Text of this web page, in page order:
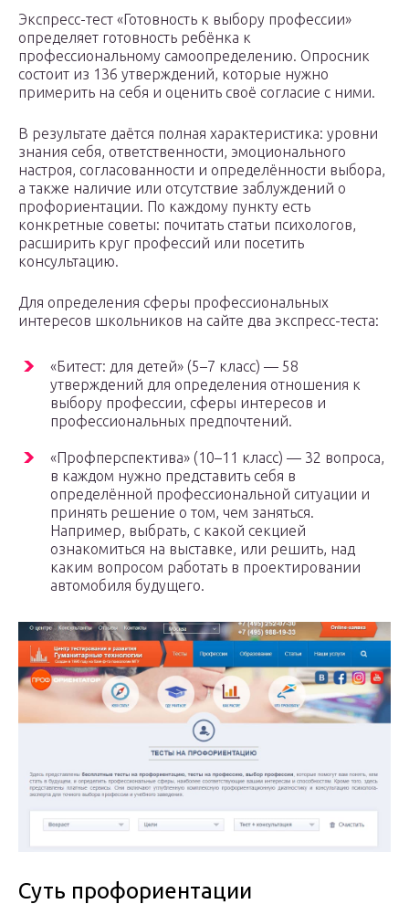
Экспресс-тест «Готовность к выбору профессии»
определяет готовность ребёнка к
профессиональному самоопределению. Опросник
состоит из 136 утверждений, которые нужно
примерить на себя и оценить своё согласие с ними.
В результате даётся полная характеристика: уровни
знания себя, ответственности, эмоционального
настроя, согласованности и определённости выбора,
а также наличие или отсутствие заблуждений о
профориентации. По каждому пункту есть
конкретные советы: почитать статьи психологов,
расширить круг профессий или посетить
консультацию.
Для определения сферы профессиональных
интересов школьников на сайте два экспресс-теста:
«Битест: для детей» (5–7 класс) — 58
утверждений для определения отношения к
выбору профессии, сферы интересов и
профессиональных предпочтений.
«Профперспектива» (10–11 класс) — 32 вопроса,
в каждом нужно представить себя в
определённой профессиональной ситуации и
принять решение о том, чем заняться.
Например, выбрать, с какой секцией
ознакомиться на выставке, или решить, над
каким вопросом работать в проектировании
автомобиля будущего.
Суть профориентации